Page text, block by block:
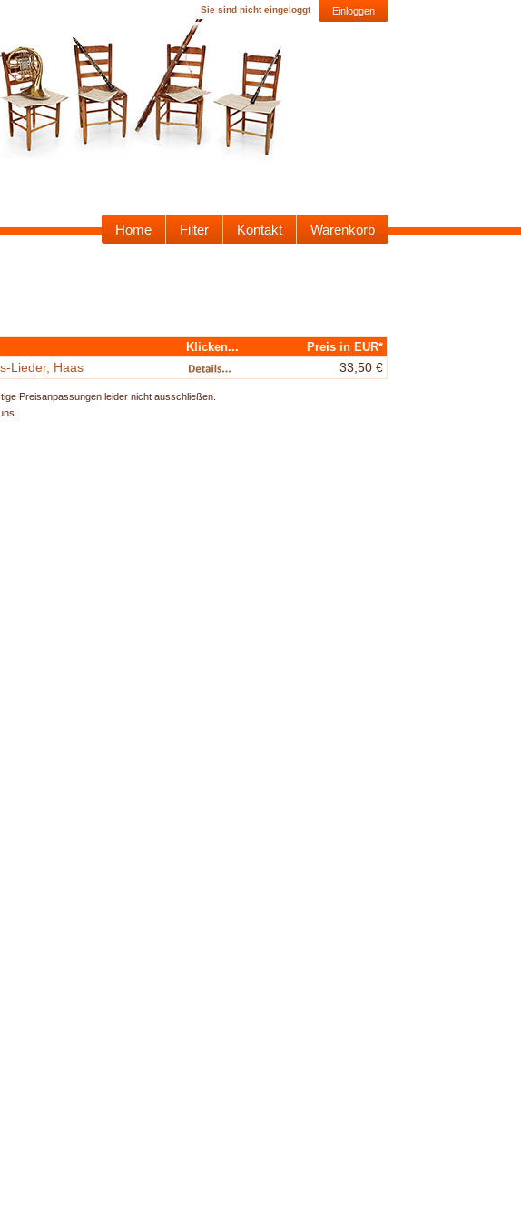
Sie sind nicht eingeloggt Einloggen
Home Filter Kontakt Warenkorb
Klicken... Preis in EUR*
Lieder, Haas 33,50 €
Preisanpassungen leider nicht ausschließen.